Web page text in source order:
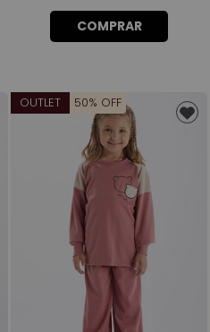
COMPRAR
OUTLET 50% OFF